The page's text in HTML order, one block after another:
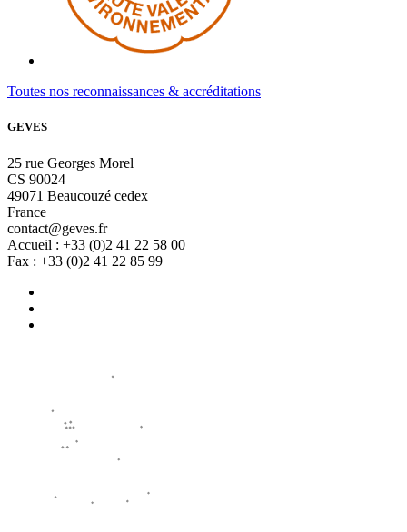
Toutes nos reconnaissances & accréditations
GEVES
25 rue Georges Morel
CS 90024
49071 Beaucouzé cedex
France
contact@geves.fr
Accueil : +33 (0)2 41 22 58 00
Fax : +33 (0)2 41 22 85 99